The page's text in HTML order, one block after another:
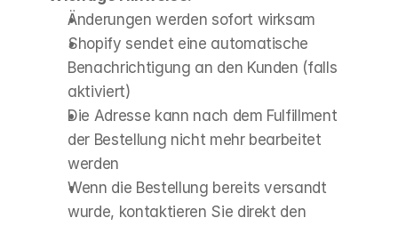
Änderungen werden sofort wirksam
Shopify sendet eine automatische
Benachrichtigung an den Kunden (falls
aktiviert)
Die Adresse kann nach dem Fulfillment
der Bestellung nicht mehr bearbeitet
werden
Wenn die Bestellung bereits versandt
wurde, kontaktieren Sie direkt den